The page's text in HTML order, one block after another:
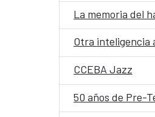
La memoria del
Otra inteligencia
CCEBA Jazz
50 años de Pre-